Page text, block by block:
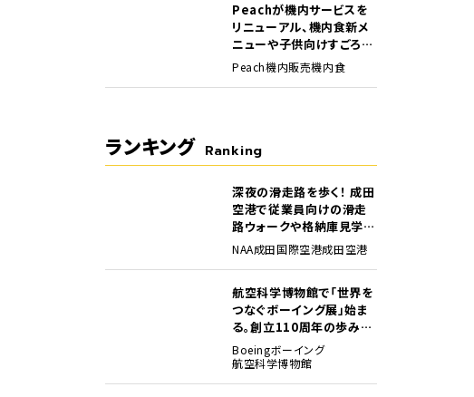
Peachが機内サービスを
リニューアル、機内食新メ
ニューや子供向けすごろく
など
Peach機内販売機内食
ランキング Ranking
深夜の滑走路を歩く！ 成田
空港で従業員向けの滑走
路ウォークや格納庫見学イ
ベントを初開催
NAA成田国際空港成田空港
航空科学博物館で「世界を
つなぐボーイング展」始ま
る。創立110周年の歩みを
貴重な資料でたどる
Boeingボーイング
航空科学博物館